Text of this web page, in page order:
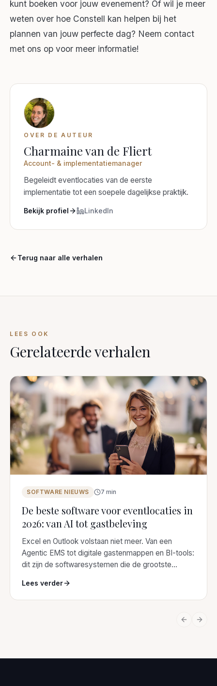
kunt boeken voor jouw evenement? Of wil je meer
weten over hoe Constell kan helpen bij het
plannen van jouw perfecte dag? Neem contact
met ons op voor meer informatie!
OVER DE AUTEUR
Charmaine van de Fliert
Account- & implementatiemanager
Begeleidt eventlocaties van de eerste
implementatie tot een soepele dagelijkse praktijk.
Bekijk profiel LinkedIn
Terug naar alle verhalen
LEES OOK
Gerelateerde verhalen
SOFTWARE NIEUWS 7 min
De beste software voor eventlocaties in
2026: van AI tot gastbeleving
Excel en Outlook volstaan niet meer. Van een
Agentic EMS tot digitale gastenmappen en BI-tools:
dit zijn de softwaresystemen die de grootste
Lees verder
Previous
Next